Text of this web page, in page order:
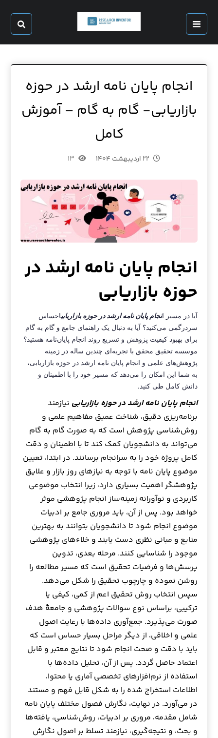
انجام پایان نامه ارشد در حوزه
بازاریابی- گام به گام – آموزش
کامل
۲۲ اردیبهشت ۱۴۰۴ ۱۳
انجام پایان نامه ارشد در
حوزه بازاریابی
آیا در مسیر انجام پایان نامه ارشد در حوزه بازاریابیاحساس
سردرگمی می‌کنید؟ آیا به دنبال یک راهنمای جامع و گام به گام
برای بهبود کیفیت پژوهش و تسریع روند انجام پایان‌نامه هستید؟
موسسه تحقیق محقق با تجربه‌ای چندین ساله در زمینه
پژوهش‌های علمی و انجام پایان نامه ارشد در حوزه بازاریابی،
به شما این امکان را می‌دهد که مسیر خود را با اطمینان و
دانش کامل طی کنید.
انجام پایان نامه ارشد در حوزه بازاریابی نیازمند
برنامه‌ریزی دقیق، شناخت عمیق مفاهیم علمی و
روش‌شناسی پژوهش است که به صورت گام به گام
می‌تواند به دانشجویان کمک کند تا با اطمینان و دقت
کامل پروژه خود را به سرانجام برسانند. در ابتدا، تعیین
موضوع پایان نامه با توجه به نیازهای روز بازار و علایق
پژوهشگر اهمیت بسیاری دارد، زیرا انتخاب موضوعی
کاربردی و نوآورانه زمینه‌ساز انجام پژوهشی موثر
خواهد بود. پس از آن، باید مروری جامع بر ادبیات
موضوع انجام شود تا دانشجویان بتوانند به بهترین
منابع و مبانی نظری دست یابند و خلاءهای پژوهشی
موجود را شناسایی کنند. مرحله بعدی، تدوین
پرسش‌ها و فرضیات تحقیق است که مسیر مطالعه را
روشن نموده و چارچوب تحقیق را شکل می‌دهد.
سپس انتخاب روش تحقیق اعم از کمی، کیفی یا
ترکیبی، براساس نوع سوالات پژوهشی و جامعۀ هدف
صورت می‌پذیرد. جمع‌آوری داده‌ها با رعایت اصول
علمی و اخلاقی، از دیگر مراحل بسیار حساس است که
باید با دقت و صحت انجام شود تا نتایج معتبر و قابل
اعتماد حاصل گردد. پس از آن، تحلیل داده‌ها با
استفاده از نرم‌افزارهای تخصصی آماری یا محتوا،
اطلاعات استخراج شده را به شکل قابل فهم و مستند
در می‌آورد. در نهایت، نگارش فصول مختلف پایان نامه
شامل مقدمه، مروری بر ادبیات، روش‌شناسی، یافته‌ها
و بحث، و نتیجه‌گیری، نیازمند تسلط بر اصول نگارش